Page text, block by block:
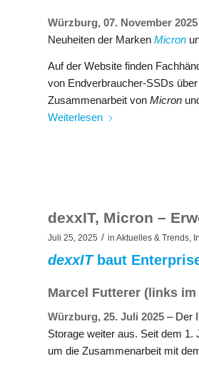
Würzburg, 07. November 2025
Neuheiten der Marken Micron
Auf der Website finden
von Endverbraucher-SSDs
Zusammenarbeit von Micron
Weiterlesen
dexxIT, Micron –
Juli 25, 2025 / in Aktuelles & Trends
dexxITbaut
Marcel Futterer (links
Würzburg, 25. Juli 2025 – Der
Storage weiter aus. Seit dem
um die Zusammenarbeit mit